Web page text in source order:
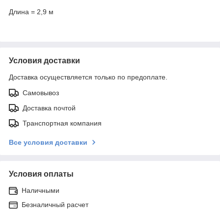
Длина = 2,9 м
Условия доставки
Доставка осуществляется только по предоплате.
Самовывоз
Доставка почтой
Транспортная компания
Все условия доставки
Условия оплаты
Наличными
Безналичный расчет